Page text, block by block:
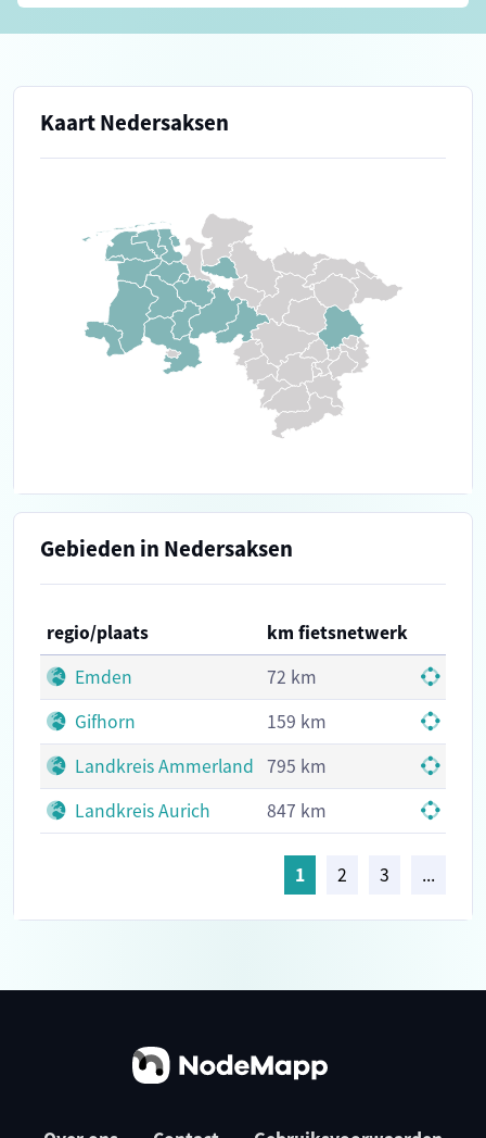
Kaart Nedersaksen
Gebieden in Nedersaksen
regio/plaats
km fietsnetwerk
Emden
72 km
Gifhorn
159 km
Landkreis Ammerland 795 km
Landkreis Aurich
847 km
1 2 3 ...